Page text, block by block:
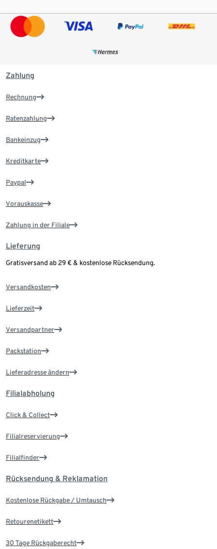
Zahlung
Rechnung
Ratenzahlung
Bankeinzug
Kreditkarte
Paypal
Vorauskasse
Zahlung in der Filiale
Lieferung
Gratisversand ab 29 € & kostenlose Rücksendung.
Versandkosten
Lieferzeit
Versandpartner
Packstation
Lieferadresse ändern
Filialabholung
Click & Collect
Filialreservierung
Filialfinder
Rücksendung & Reklamation
Kostenlose Rückgabe / Umtausch
Retourenetikett
30 Tage Rückgaberecht